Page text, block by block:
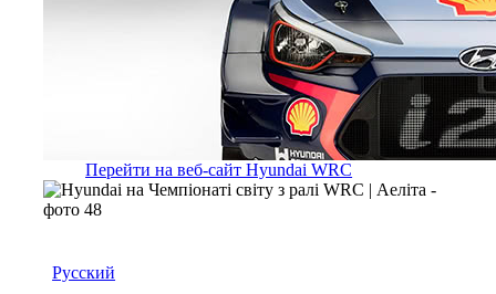
Перейти на веб-сайт Hyundai WRC
Русский